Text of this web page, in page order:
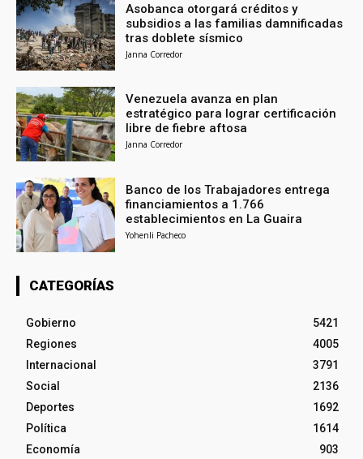
Asobanca otorgará créditos y
subsidios a las familias damnificadas
tras doblete sísmico
Janna Corredor
Venezuela avanza en plan
estratégico para lograr certificación
libre de fiebre aftosa
Janna Corredor
Banco de los Trabajadores entrega
financiamientos a 1.766
establecimientos en La Guaira
Yohenli Pacheco
CATEGORÍAS
Gobierno
5421
Regiones
4005
Internacional
3791
Social
2136
Deportes
1692
Política
1614
Economía
903